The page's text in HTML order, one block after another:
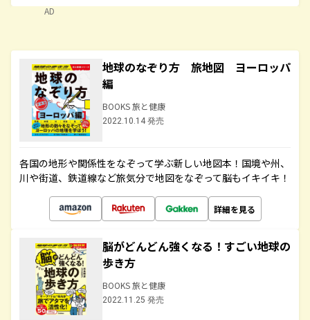
AD
地球のなぞり方 旅地図 ヨーロッパ
編
BOOKS 旅と健康
2022.10.14 発売
各国の地形や関係性をなぞって学ぶ新しい地図本！国境や州、
川や街道、鉄道線など旅気分で地図をなぞって脳もイキイキ！
詳細を見る
脳がどんどん強くなる！すごい地球の
歩き方
BOOKS 旅と健康
2022.11.25 発売